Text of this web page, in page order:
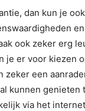
dan kun je
ook zeker erg
je er voor kiezen
zeker een
kunnen
via het